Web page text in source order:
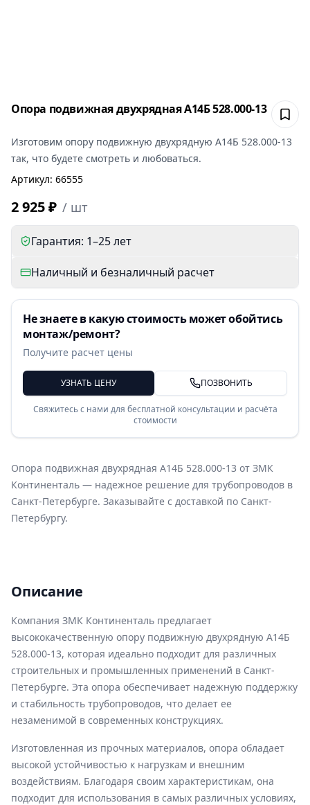
Опора подвижная двухрядная А14Б 528.000-13
Изготовим опору подвижную двухрядную А14Б 528.000-13
так, что будете смотреть и любоваться.
Артикул: 66555
2 925 ₽ / шт
Гарантия: 1–25 лет
Наличный и безналичный расчет
Не знаете в какую стоимость может обойтись
монтаж/ремонт?
Получите расчет цены
УЗНАТЬ ЦЕНУ ПОЗВОНИТЬ
Свяжитесь с нами для бесплатной консультации и расчёта
стоимости
Опора подвижная двухрядная А14Б 528.000-13 от ЗМК
Континенталь — надежное решение для трубопроводов в
Санкт-Петербурге. Заказывайте с доставкой по Санкт-
Петербургу.
Описание
Компания ЗМК Континенталь предлагает
высококачественную опору подвижную двухрядную А14Б
528.000-13, которая идеально подходит для различных
строительных и промышленных применений в Санкт-
Петербурге. Эта опора обеспечивает надежную поддержку
и стабильность трубопроводов, что делает ее
незаменимой в современных конструкциях.
Изготовленная из прочных материалов, опора обладает
высокой устойчивостью к нагрузкам и внешним
воздействиям. Благодаря своим характеристикам, она
подходит для использования в самых различных условиях,